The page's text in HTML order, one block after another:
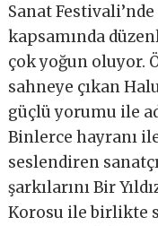
Sanat
kapsamında
çok yoğun oluyor.
sahneye çıkan
güçlü yorumu ile
Binlerce hayranı
seslendiren
şarkılarını Bir
Korosu ile birlikte